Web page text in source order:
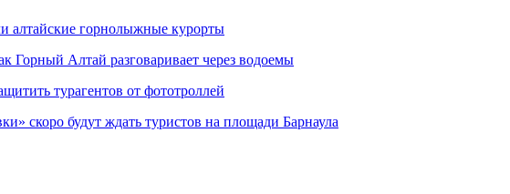
алтайские горнолыжные курорты
Горный Алтай разговаривает через водоемы
турагентов от фототроллей
скоро будут ждать туристов на площади Барнаула